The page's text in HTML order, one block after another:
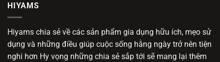
HIYAMS
Hiyams chia sẻ về các sản phẩm gia dụng hữu ích, mẹo sử
dụng và những điều giúp cuộc sống hằng ngày trở nên tiện
nghi hơn Hy vọng những chia sẻ sắp tới sẽ mang lại thêm